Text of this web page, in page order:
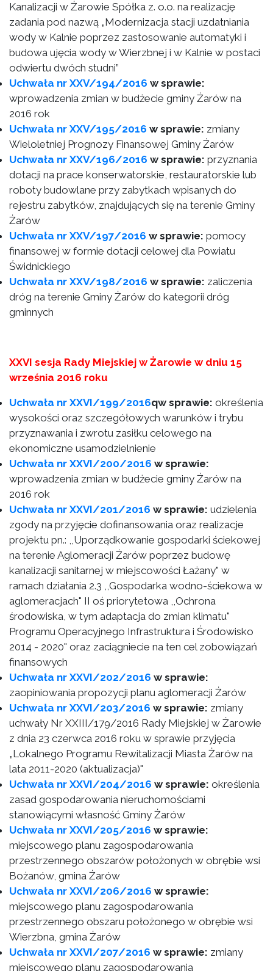
Kanalizacji w Żarowie Spółka z. o.o. na realizację
zadania pod nazwą „Modernizacja stacji uzdatniania
wody w Kalnie poprzez zastosowanie automatyki i
budowa ujęcia wody w Wierzbnej i w Kalnie w postaci
odwiertu dwóch studni”
Uchwała nr XXV/194/2016 w sprawie:
wprowadzenia zmian w budżecie gminy Żarów na
2016 rok
Uchwała nr XXV/195/2016 w sprawie: zmiany
Wieloletniej Prognozy Finansowej Gminy Żarów
Uchwała nr XXV/196/2016 w sprawie: przyznania
dotacji na prace konserwatorskie, restauratorskie lub
roboty budowlane przy zabytkach wpisanych do
rejestru zabytków, znajdujących się na terenie Gminy
Żarów
Uchwała nr XXV/197/2016 w sprawie: pomocy
finansowej w formie dotacji celowej dla Powiatu
Świdnickiego
Uchwała nr XXV/198/2016 w sprawie: zaliczenia
dróg na terenie Gminy Żarów do kategorii dróg
gminnych
XXVI sesja Rady Miejskiej w Żarowie w dniu 15
września 2016 roku
Uchwała nr XXVI/199/2016qw sprawie: określenia
wysokości oraz szczegółowych warunków i trybu
przyznawania i zwrotu zasiłku celowego na
ekonomiczne usamodzielnienie
Uchwała nr XXVI/200/2016 w sprawie:
wprowadzenia zmian w budżecie gminy Żarów na
2016 rok
Uchwała nr XXVI/201/2016 w sprawie: udzielenia
zgody na przyjęcie dofinansowania oraz realizacje
projektu pn.: ,,Uporządkowanie gospodarki ściekowej
na terenie Aglomeracji Żarów poprzez budowę
kanalizacji sanitarnej w miejscowości Łażany" w
ramach działania 2.3 ,,Gospodarka wodno-ściekowa w
aglomeracjach" II oś priorytetowa ,,Ochrona
środowiska, w tym adaptacja do zmian klimatu"
Programu Operacyjnego Infrastruktura i Środowisko
2014 - 2020" oraz zaciągniecie na ten cel zobowiązań
finansowych
Uchwała nr XXVI/202/2016 w sprawie:
zaopiniowania propozycji planu aglomeracji Żarów
Uchwała nr XXVI/203/2016 w sprawie: zmiany
uchwały Nr XXIII/179/2016 Rady Miejskiej w Żarowie
z dnia 23 czerwca 2016 roku w sprawie przyjęcia
„Lokalnego Programu Rewitalizacji Miasta Żarów na
lata 2011-2020 (aktualizacja)"
Uchwała nr XXVI/204/2016 w sprawie: określenia
zasad gospodarowania nieruchomościami
stanowiącymi własność Gminy Żarów
Uchwała nr XXVI/205/2016 w sprawie:
miejscowego planu zagospodarowania
przestrzennego obszarów położonych w obrębie wsi
Bożanów, gmina Żarów
Uchwała nr XXVI/206/2016 w sprawie:
miejscowego planu zagospodarowania
przestrzennego obszaru położonego w obrębie wsi
Wierzbna, gmina Żarów
Uchwała nr XXVI/207/2016 w sprawie: zmiany
miejscowego planu zagospodarowania